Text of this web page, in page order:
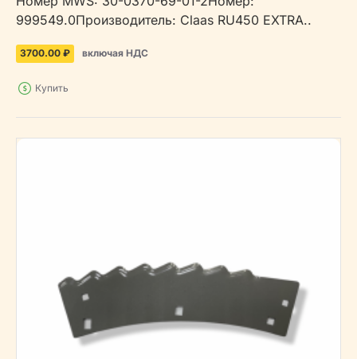
999549.0Производитель: Claas RU450 EXTRA..
3700.00 ₽ включая НДС
Купить